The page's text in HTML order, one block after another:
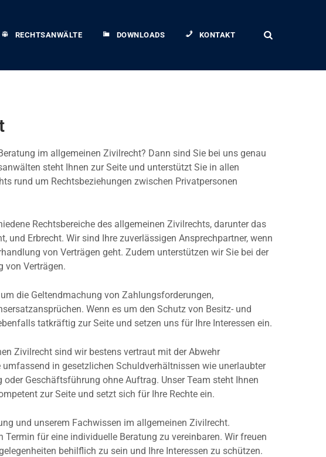
RECHTSANWÄLTE DOWNLOADS KONTAKT
im allgemeinen Zivilrecht? Dann sind Sie bei uns genau
steht Ihnen zur Seite und unterstützt Sie in allen
rund um Rechtsbeziehungen zwischen Privatpersonen
Rechtsbereiche des allgemeinen Zivilrechts, darunter das
und Erbrecht. Wir sind Ihre zuverlässigen Ansprechpartner, wenn
von Verträgen geht. Zudem unterstützen wir Sie bei der
von Verträgen.
die Geltendmachung von Zahlungsforderungen,
Wenn es um den Schutz von Besitz- und
tatkräftig zur Seite und setzen uns für Ihre Interessen ein.
Zivilrecht sind wir bestens vertraut mit der Abwehr
in gesetzlichen Schuldverhältnissen wie unerlaubter
Geschäftsführung ohne Auftrag. Unser Team steht Ihnen
zur Seite und setzt sich für Ihre Rechte ein.
und unserem Fachwissen im allgemeinen Zivilrecht.
Termin für eine individuelle Beratung zu vereinbaren. Wir freuen
behilflich zu sein und Ihre Interessen zu schützen.